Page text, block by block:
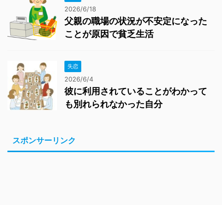
2026/6/18
父親の職場の状況が不安定になった
ことが原因で貧乏生活
失恋
2026/6/4
彼に利用されていることがわかって
も別れられなかった自分
スポンサーリンク